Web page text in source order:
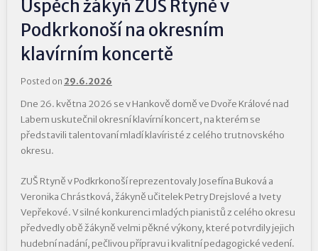
Úspěch žákyň ZUŠ Rtyně v
Podkrkonoší na okresním
klavírním koncertě
Posted on 29.6.2026
Dne 26. května 2026 se v Hankově domě ve Dvoře Králové nad
Labem uskutečnil okresní klavírní koncert, na kterém se
představili talentovaní mladí klavíristé z celého trutnovského
okresu.
ZUŠ Rtyně v Podkrkonoší reprezentovaly Josefína Buková a
Veronika Chrástková, žákyně učitelek Petry Drejslové a Ivety
Vepřekové. V silné konkurenci mladých pianistů z celého okresu
předvedly obě žákyně velmi pěkné výkony, které potvrdily jejich
hudební nadání, pečlivou přípravu i kvalitní pedagogické vedení.